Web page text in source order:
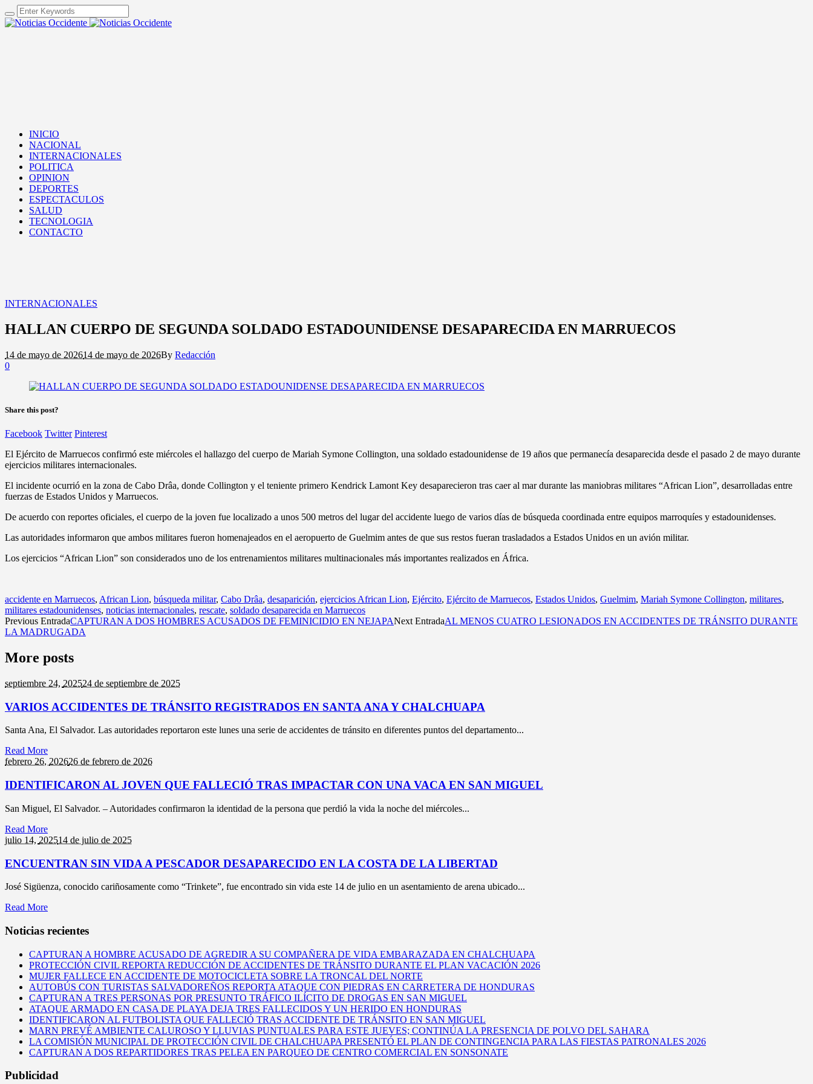
INICIO
NACIONAL
INTERNACIONALES
POLITICA
OPINION
DEPORTES
ESPECTACULOS
SALUD
TECNOLOGIA
CONTACTO
INTERNACIONALES
HALLAN CUERPO DE SEGUNDA SOLDADO ESTADOUNIDENSE DESAPARECIDA EN MARRUECOS
14 de mayo de 202614 de mayo de 2026By Redacción
0
Share this post?
Facebook Twitter Pinterest
El Ejército de Marruecos confirmó este miércoles el hallazgo del cuerpo de Mariah Symone Collington, una soldado estadounidense de 19 años que permanecía desaparecida desde el pasado 2 de mayo durante
ejercicios militares internacionales.
El incidente ocurrió en la zona de Cabo Drâa, donde Collington y el teniente primero Kendrick Lamont Key desaparecieron tras caer al mar durante las maniobras militares “African Lion”, desarrolladas entre
fuerzas de Estados Unidos y Marruecos.
De acuerdo con reportes oficiales, el cuerpo de la joven fue localizado a unos 500 metros del lugar del accidente luego de varios días de búsqueda coordinada entre equipos marroquíes y estadounidenses.
Las autoridades informaron que ambos militares fueron homenajeados en el aeropuerto de Guelmim antes de que sus restos fueran trasladados a Estados Unidos en un avión militar.
Los ejercicios “African Lion” son considerados uno de los entrenamientos militares multinacionales más importantes realizados en África.
accidente en Marruecos, African Lion, búsqueda militar, Cabo Drâa, desaparición, ejercicios African Lion, Ejército, Ejército de Marruecos, Estados Unidos, Guelmim, Mariah Symone Collington, militares,
militares estadounidenses, noticias internacionales, rescate, soldado desaparecida en Marruecos
Previous EntradaCAPTURAN A DOS HOMBRES ACUSADOS DE FEMINICIDIO EN NEJAPANext EntradaAL MENOS CUATRO LESIONADOS EN ACCIDENTES DE TRÁNSITO DURANTE
LA MADRUGADA
More posts
septiembre 24, 202524 de septiembre de 2025
VARIOS ACCIDENTES DE TRÁNSITO REGISTRADOS EN SANTA ANA Y CHALCHUAPA
Santa Ana, El Salvador. Las autoridades reportaron este lunes una serie de accidentes de tránsito en diferentes puntos del departamento...
Read More
febrero 26, 202626 de febrero de 2026
IDENTIFICARON AL JOVEN QUE FALLECIÓ TRAS IMPACTAR CON UNA VACA EN SAN MIGUEL
San Miguel, El Salvador. – Autoridades confirmaron la identidad de la persona que perdió la vida la noche del miércoles...
Read More
julio 14, 202514 de julio de 2025
ENCUENTRAN SIN VIDA A PESCADOR DESAPARECIDO EN LA COSTA DE LA LIBERTAD
José Sigüenza, conocido cariñosamente como “Trinkete”, fue encontrado sin vida este 14 de julio en un asentamiento de arena ubicado...
Read More
Noticias recientes
CAPTURAN A HOMBRE ACUSADO DE AGREDIR A SU COMPAÑERA DE VIDA EMBARAZADA EN CHALCHUAPA
PROTECCIÓN CIVIL REPORTA REDUCCIÓN DE ACCIDENTES DE TRÁNSITO DURANTE EL PLAN VACACIÓN 2026
MUJER FALLECE EN ACCIDENTE DE MOTOCICLETA SOBRE LA TRONCAL DEL NORTE
AUTOBÚS CON TURISTAS SALVADOREÑOS REPORTA ATAQUE CON PIEDRAS EN CARRETERA DE HONDURAS
CAPTURAN A TRES PERSONAS POR PRESUNTO TRÁFICO ILÍCITO DE DROGAS EN SAN MIGUEL
ATAQUE ARMADO EN CASA DE PLAYA DEJA TRES FALLECIDOS Y UN HERIDO EN HONDURAS
IDENTIFICARON AL FUTBOLISTA QUE FALLECIÓ TRAS ACCIDENTE DE TRÁNSITO EN SAN MIGUEL
MARN PREVÉ AMBIENTE CALUROSO Y LLUVIAS PUNTUALES PARA ESTE JUEVES; CONTINÚA LA PRESENCIA DE POLVO DEL SAHARA
LA COMISIÓN MUNICIPAL DE PROTECCIÓN CIVIL DE CHALCHUAPA PRESENTÓ EL PLAN DE CONTINGENCIA PARA LAS FIESTAS PATRONALES 2026
CAPTURAN A DOS REPARTIDORES TRAS PELEA EN PARQUEO DE CENTRO COMERCIAL EN SONSONATE
Publicidad